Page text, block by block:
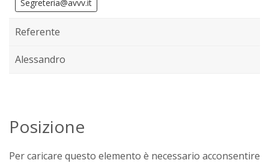
Segreteria@avvv.it
Referente
Alessandro
Posizione
Per caricare questo elemento è necessario acconsentire